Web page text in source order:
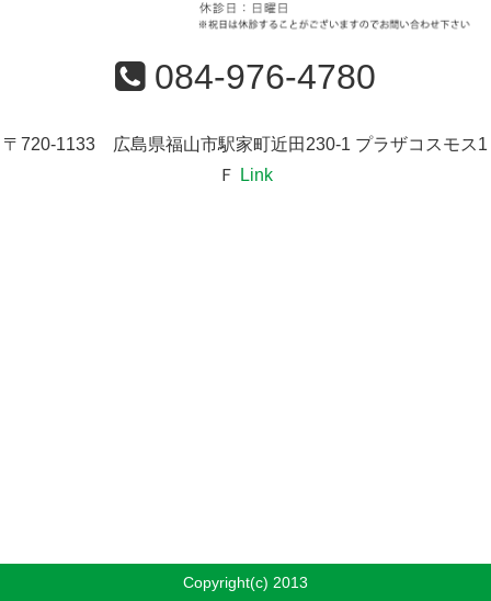
084-976-4780
〒720-1133 広島県福山市駅家町近田230-1 プラザコスモス1
Ｆ
Link
Copyright(c) 2013